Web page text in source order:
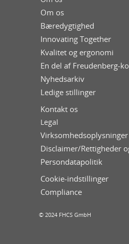
Om os
Bæredygtighed
Innovating Together
Kvalitet og ergonomi
En del af Freudenberg-
Nyhedsarkiv
Ledige stillinger
Kontakt os
Legal
Virksomhedsoplysninger
Disclaimer/Rettigheder
Persondatapolitik
Cookie-indstillinger
Compliance
© 2024 FHCS GmbH